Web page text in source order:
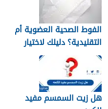
الفوط الصحية العضوية أم
التقليدية؟ دليلك لاختيار
النوع الأنسب لبشرتك
هل زيت السمسم مفيد